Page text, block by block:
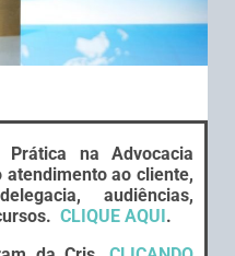
na Advocacia
atendimento ao cliente,
audiências,
CLIQUE AQUI.